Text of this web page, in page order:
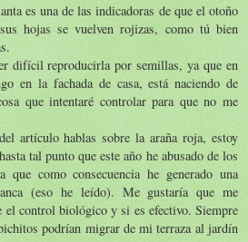
es una de las indicadoras de que el otoño
hojas se vuelven rojizas, como tú bien
difícil reproducirla por semillas, ya que en
en la fachada de casa, está naciendo de
que intentaré controlar para que no me
artículo hablas sobre la araña roja, estoy
tal punto que este año he abusado de los
que como consecuencia he generado una
(eso he leído). Me gustaría que me
el control biológico y si es efectivo. Siempre
podrían migrar de mi terraza al jardín